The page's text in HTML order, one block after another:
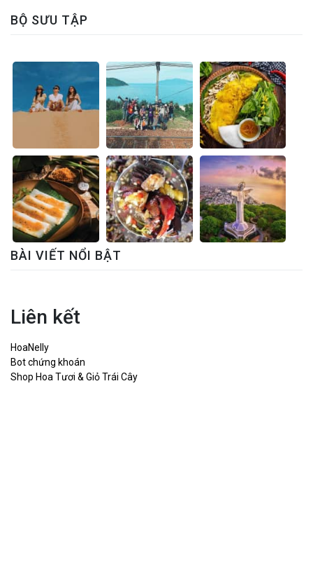
BỘ SƯU TẬP
BÀI VIẾT NỔI BẬT
Liên kết
HoaNelly
Bot chứng khoán
Shop Hoa Tươi & Giỏ Trái Cây